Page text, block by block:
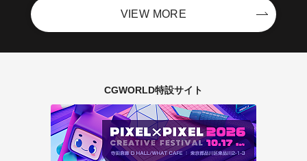
VIEW MORE
CGWORLD特設サイト